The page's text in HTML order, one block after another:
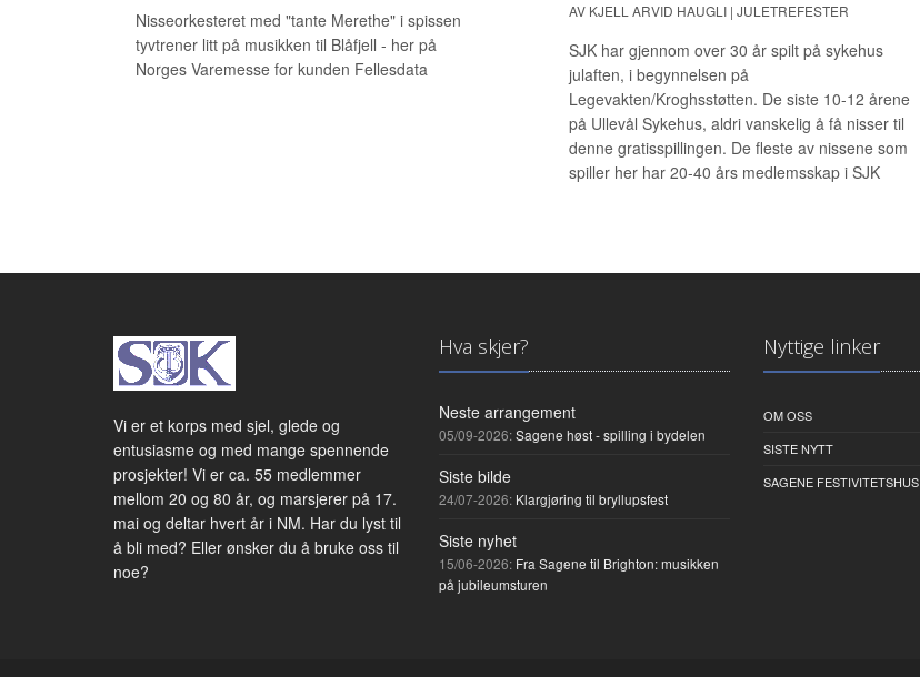
Nisseorkesteret med "tante Merethe" i spissen
tyvtrener litt på musikken til Blåfjell - her på
Norges Varemesse for kunden Fellesdata
AV KJELL ARVID HAUGLI | JULETREFESTER
SJK har gjennom over 30 år spilt på sykehus
julaften, i begynnelsen på
Legevakten/Kroghsstøtten. De siste 10-12 årene
på Ullevål Sykehus, aldri vanskelig å få nisser til
denne gratisspillingen. De fleste av nissene som
spiller her har 20-40 års medlemsskap i SJK
Vi er et korps med sjel, glede og
entusiasme og med mange spennende
prosjekter! Vi er ca. 55 medlemmer
mellom 20 og 80 år, og marsjerer på 17.
mai og deltar hvert år i NM. Har du lyst til
å bli med? Eller ønsker du å bruke oss til
noe?
Hva skjer?
Neste arrangement
05/09-2026:Sagene høst - spilling i bydelen
Siste bilde
24/07-2026: Klargjøring til bryllupsfest
Siste nyhet
15/06-2026: Fra Sagene til Brighton: musikken
på jubileumsturen
Nyttige linker
OM OSS
SISTE NYTT
SAGENE FESTIVITETSHUS